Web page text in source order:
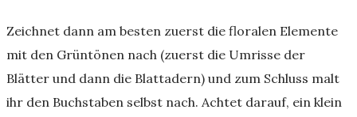
Zeichnet dann am besten zuerst die floralen Elemente
mit den Grüntönen nach (zuerst die Umrisse der
Blätter und dann die Blattadern) und zum Schluss malt
ihr den Buchstaben selbst nach. Achtet darauf, ein klein